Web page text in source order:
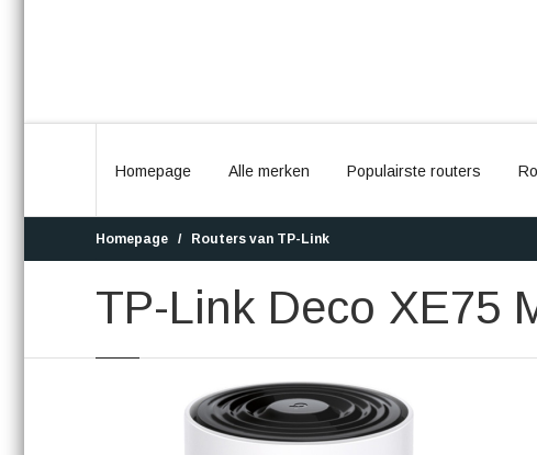
Homepage Alle merken Populairste routers
Homepage Routers van TP-Link
TP-Link Deco XE75